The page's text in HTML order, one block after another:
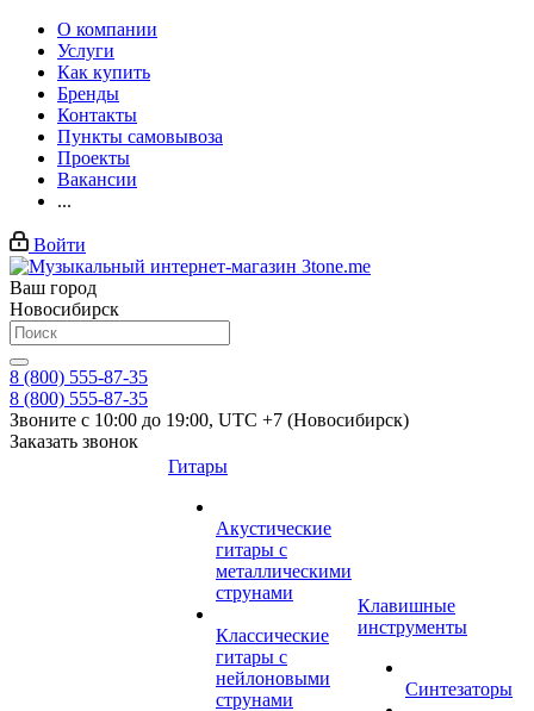
О компании
Услуги
Как купить
Бренды
Контакты
Пункты самовывоза
Проекты
Вакансии
...
Войти
Ваш город
Новосибирск
8 (800) 555-87-35
8 (800) 555-87-35
Звоните с 10:00 до 19:00, UTC +7 (Новосибирск)
Заказать звонок
Гитары
Акустические
гитары с
металлическими
струнами
Классические
гитары с
нейлоновыми
струнами
Клавишные
инструменты
Синтезаторы